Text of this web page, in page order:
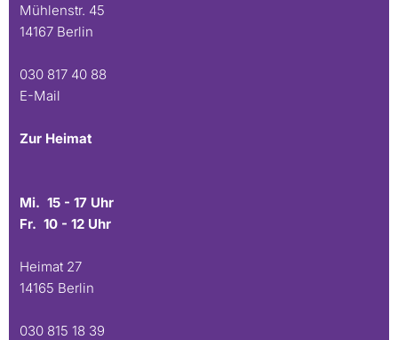
Mühlenstr. 45
14167 Berlin
030 817 40 88
E-Mail
Zur Heimat
Mi. 15 - 17 Uhr
Fr. 10 - 12 Uhr
Heimat 27
14165 Berlin
030 815 18 39